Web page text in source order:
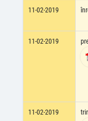
11-02-2019
11-02-2019
11-02-2019